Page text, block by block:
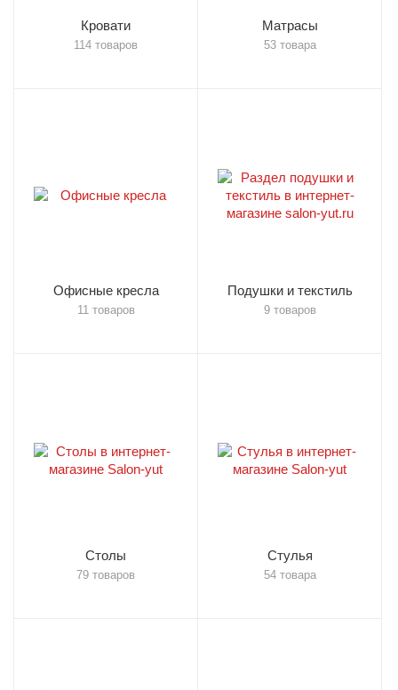
Кровати
114 товаров
Матрасы
53 товара
Офисные кресла
11 товаров
Подушки и текстиль
9 товаров
Столы
79 товаров
Стулья
54 товара